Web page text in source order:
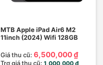
MTB Apple iPad Air6 M2
11inch (2024) Wifi 128GB
Giá thu cũ: 6,500,000 ₫
Trợ giá thu cũ: 1,000,000 ₫